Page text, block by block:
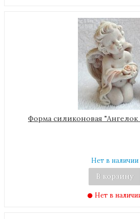
Форма силиконовая
Нет в наличии
В корзину
Нет в